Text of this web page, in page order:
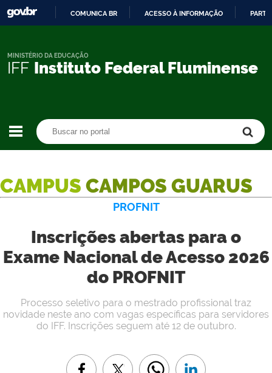
CONTEÚDO
COMUNICA BR ACESSO À INFORMAÇÃO
IFF Instituto Federal Fluminense
MINISTÉRIO DA EDUCAÇÃO
CAMPUS CAMPOS GUARUS
PROFNIT
Inscrições abertas para o
Exame Nacional de Acesso 2026
do PROFNIT
Processo seletivo para o mestrado profissional traz
novidade neste ano com vagas específicas para servidores
do IFF. Inscrições seguem até 12 de outubro.